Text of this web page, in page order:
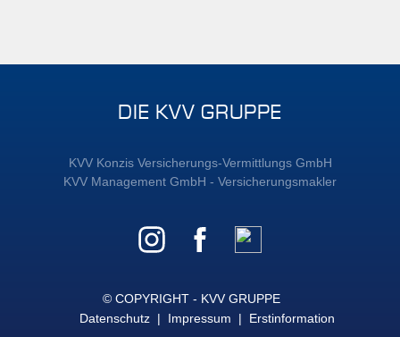
DIE KVV GRUPPE
KVV Konzis Versicherungs-Vermittlungs GmbH
KVV Management GmbH - Versicherungsmakler
© COPYRIGHT - KVV GRUPPE
Datenschutz | Impressum | Erstinformation